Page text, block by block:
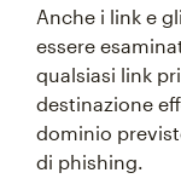
Anche i link e
essere
qualsiasi link
destinazione
dominio
di phishing.